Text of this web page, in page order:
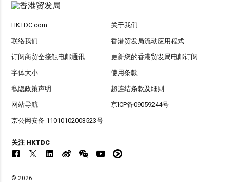
HKTDC.com 关于我们
联络我们 香港贸发局流动应用程式
订阅商贸全接触电邮通讯 更新您的香港贸发局电邮订阅
字体大小 使用条款
私隐政策声明 超连结条款及细则
网站导航 京ICP备09059244号
京公网安备 11010102003523号
关注 HKTDC
© 2026